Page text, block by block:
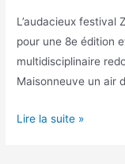
mettront
du
piquant
dans
assiette
L’audacieux festival
pour une 8e édition
multidisciplinaire
Maisonneuve un air
C’est
Lire la suite »